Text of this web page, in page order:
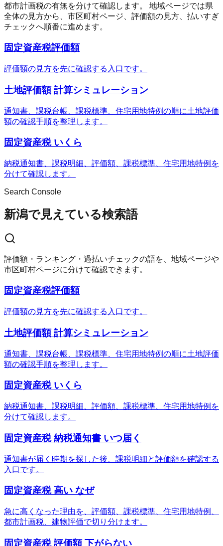
都市計画税の有無を分けて確認します。 地域ページでは県
全体の見方から、市区町村ページ、評価額の見方、払いすぎ
チェックへ順番に進めます。
固定資産税評価額
評価額の見方を先に確認する入口です。
土地評価額 計算シミュレーション
通知書、課税台帳、課税標準、住宅用地特例の順に土地評価
額の確認手順を整理します。
固定資産税 いくら
納税通知書、課税明細、評価額、課税標準、住宅用地特例を
分けて確認します。
Search Console
新潟で見えている検索語
評価額・ランキング・過払いチェックの語を、地域ページや
市区町村ページに分けて確認できます。
固定資産税評価額
評価額の見方を先に確認する入口です。
土地評価額 計算シミュレーション
通知書、課税台帳、課税標準、住宅用地特例の順に土地評価
額の確認手順を整理します。
固定資産税 いくら
納税通知書、課税明細、評価額、課税標準、住宅用地特例を
分けて確認します。
固定資産税 納税通知書 いつ届く
通知書が届く時期を探した後、課税明細と評価額を確認する
入口です。
固定資産税 高い なぜ
急に高くなった理由を、評価額、課税標準、住宅用地特例、
都市計画税、建物評価で切り分けます。
固定資産税 評価額 下がらない